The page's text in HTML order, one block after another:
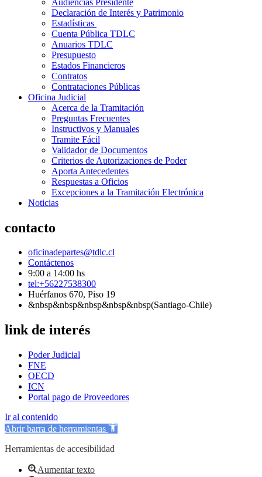
Declaración de Interés y Patrimonio
Estadísticas
Cuenta Pública TDLC
Anuarios TDLC
Presupuesto
Estados Financieros
Contratos
Contrataciones Públicas
Oficina Judicial
Acerca de la Tramitación
Preguntas Frecuentes
Instructivos y Manuales
Tramite Fácil
Validador de Documentos
Criterios de Autorizaciones de Poder
Aporta Antecedentes
Respuestas a Oficios
Excepciones a la Tramitación Electrónica
Noticias
contacto
oficinadepartes@tdlc.cl
Contáctenos
9:00 a 14:00 hs
tel:+56227538300
Huérfanos 670, Piso 19
&nbsp&nbsp&nbsp&nbsp&nbsp(Santiago-Chile)
link de interés
Poder Judicial
FNE
OECD
ICN
Portal pago de Proveedores
Ir al contenido
Abrir barra de herramientas
Herramientas de accesibilidad
Aumentar texto